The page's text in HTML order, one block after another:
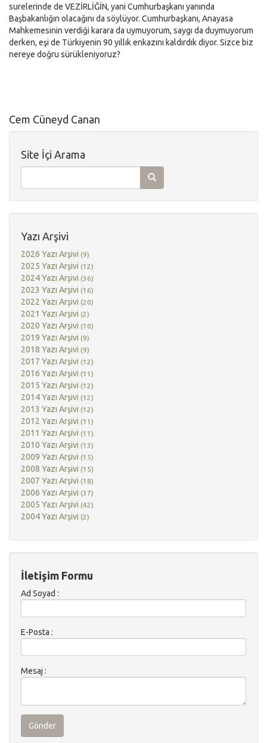
surelerinde de VEZİRLİĞİN, yani Cumhurbaşkanı yanında
Başbakanlığın olacağını da söylüyor. Cumhurbaşkanı, Anayasa
Mahkemesinin verdiği karara da uymuyorum, saygı da duymuyorum
derken, eşi de Türkiyenin 90 yıllık enkazını kaldırdık diyor. Sizce biz
nereye doğru sürükleniyoruz?
Cem Cüneyd Canan
Site İçi Arama
Yazı Arşivi
2026 Yazı Arşivi (9)
2025 Yazı Arşivi (12)
2024 Yazı Arşivi (36)
2023 Yazı Arşivi (16)
2022 Yazı Arşivi (20)
2021 Yazı Arşivi (2)
2020 Yazı Arşivi (10)
2019 Yazı Arşivi (9)
2018 Yazı Arşivi (9)
2017 Yazı Arşivi (12)
2016 Yazı Arşivi (11)
2015 Yazı Arşivi (12)
2014 Yazı Arşivi (12)
2013 Yazı Arşivi (12)
2012 Yazı Arşivi (11)
2011 Yazı Arşivi (11)
2010 Yazı Arşivi (13)
2009 Yazı Arşivi (15)
2008 Yazı Arşivi (15)
2007 Yazı Arşivi (18)
2006 Yazı Arşivi (37)
2005 Yazı Arşivi (42)
2004 Yazı Arşivi (2)
İletişim Formu
Ad Soyad :
E-Posta :
Mesaj :
Gönder